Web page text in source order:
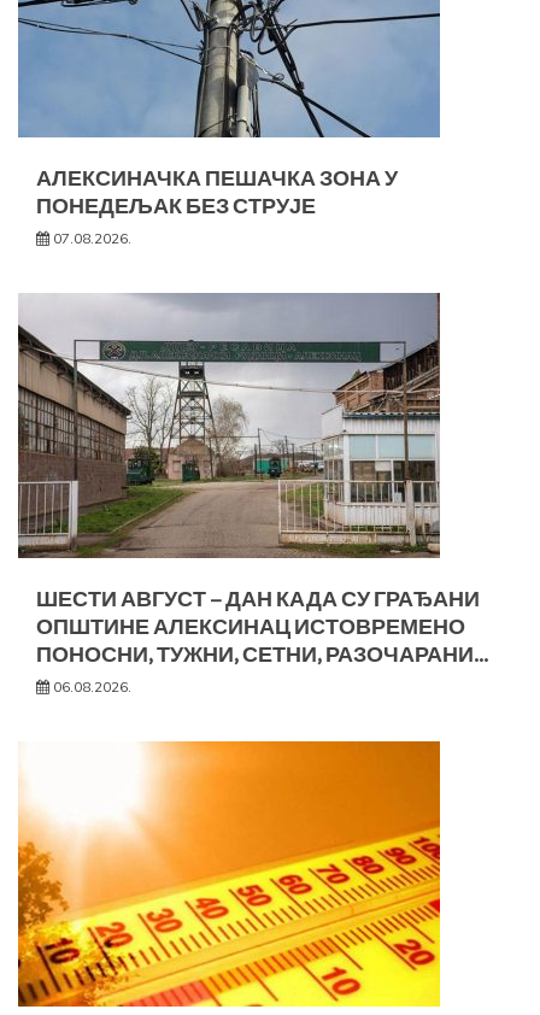
АЛЕКСИНАЧКА ПЕШАЧКА ЗОНА У
ПОНЕДЕЉАК БЕЗ СТРУЈЕ
07.08.2026.
ШЕСТИ АВГУСТ – ДАН КАДА СУ ГРАЂАНИ
ОПШТИНЕ АЛЕКСИНАЦ ИСТОВРЕМЕНО
ПОНОСНИ, ТУЖНИ, СЕТНИ, РАЗОЧАРАНИ…
06.08.2026.